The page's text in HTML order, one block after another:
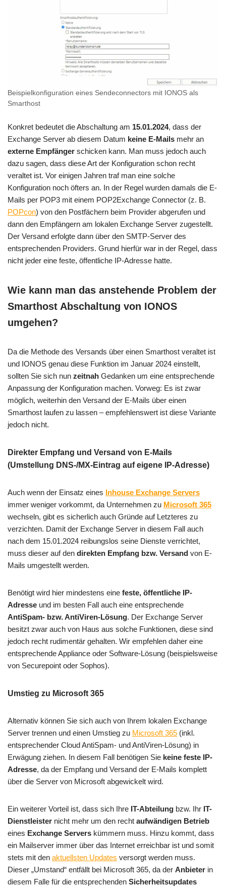
Beispielkonfiguration eines Sendeconnectors mit IONOS als
Smarthost
Konkret bedeutet die Abschaltung am 15.01.2024, dass der
Exchange Server ab diesem Datum keine E-Mails mehr an
externe Empfänger schicken kann. Man muss jedoch auch
dazu sagen, dass diese Art der Konfiguration schon recht
veraltet ist. Vor einigen Jahren traf man eine solche
Konfiguration noch öfters an. In der Regel wurden damals die E-
Mails per POP3 mit einem POP2Exchange Connector (z. B.
POPcon) von den Postfächern beim Provider abgerufen und
dann den Empfängern am lokalen Exchange Server zugestellt.
Der Versand erfolgte dann über den SMTP-Server des
entsprechenden Providers. Grund hierfür war in der Regel, dass
nicht jeder eine feste, öffentliche IP-Adresse hatte.
Wie kann man das anstehende Problem der
Smarthost Abschaltung von IONOS
umgehen?
Da die Methode des Versands über einen Smarthost veraltet ist
und IONOS genau diese Funktion im Januar 2024 einstellt,
sollten Sie sich nun zeitnah Gedanken um eine entsprechende
Anpassung der Konfiguration machen. Vorweg: Es ist zwar
möglich, weiterhin den Versand der E-Mails über einen
Smarthost laufen zu lassen – empfehlenswert ist diese Variante
jedoch nicht.
Direkter Empfang und Versand von E-Mails
(Umstellung DNS-/MX-Eintrag auf eigene IP-Adresse)
Auch wenn der Einsatz eines Inhouse Exchange Servers
immer weniger vorkommt, da Unternehmen zu Microsoft 365
wechseln, gibt es sicherlich auch Gründe auf Letzteres zu
verzichten. Damit der Exchange Server in diesem Fall auch
nach dem 15.01.2024 reibungslos seine Dienste verrichtet,
muss dieser auf den direkten Empfang bzw. Versand von E-
Mails umgestellt werden.
Benötigt wird hier mindestens eine feste, öffentliche IP-
Adresse und im besten Fall auch eine entsprechende
AntiSpam- bzw. AntiViren-Lösung. Der Exchange Server
besitzt zwar auch von Haus aus solche Funktionen, diese sind
jedoch recht rudimentär gehalten. Wir empfehlen daher eine
entsprechende Appliance oder Software-Lösung (beispielsweise
von Securepoint oder Sophos).
Umstieg zu Microsoft 365
Alternativ können Sie sich auch von Ihrem lokalen Exchange
Server trennen und einen Umstieg zu Microsoft 365 (inkl.
entsprechender Cloud AntiSpam- und AntiViren-Lösung) in
Erwägung ziehen. In diesem Fall benötigen Sie keine feste IP-
Adresse, da der Empfang und Versand der E-Mails komplett
über die Server von Microsoft abgewickelt wird.
Ein weiterer Vorteil ist, dass sich Ihre IT-Abteilung bzw. Ihr IT-
Dienstleister nicht mehr um den recht aufwändigen Betrieb
eines Exchange Servers kümmern muss. Hinzu kommt, dass
ein Mailserver immer über das Internet erreichbar ist und somit
stets mit den aktuellsten Updates versorgt werden muss.
Dieser „Umstand“ entfällt bei Microsoft 365, da der Anbieter in
diesem Falle für die entsprechenden Sicherheitsupdates